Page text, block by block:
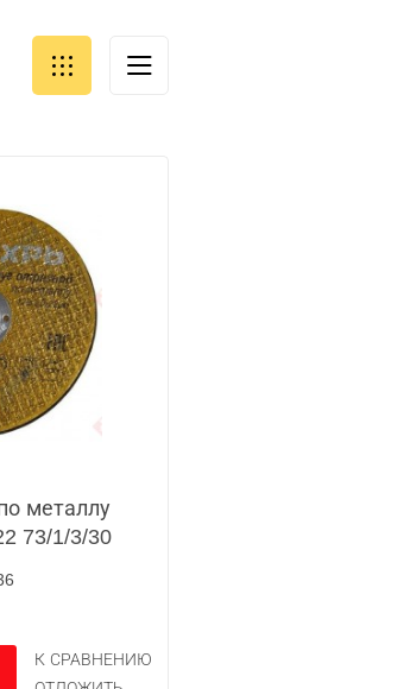
металлу
73/1/3/30
К СРАВНЕНИЮ